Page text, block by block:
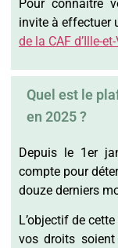
Pour connaître
invite à effectuer
de la CAF d’Ille-
Quel est le
en 2025 ?
Depuis le 1er
compte pour
douze derniers
L’objectif de
vos droits